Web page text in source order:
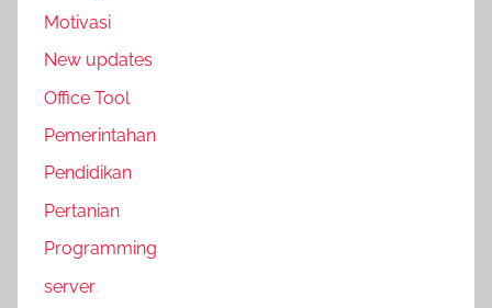
Motivasi
New updates
Office Tool
Pemerintahan
Pendidikan
Pertanian
Programming
server